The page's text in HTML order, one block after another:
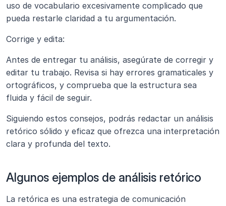
uso de vocabulario excesivamente complicado que
pueda restarle claridad a tu argumentación.
Corrige y edita:
Antes de entregar tu análisis, asegúrate de corregir y
editar tu trabajo. Revisa si hay errores gramaticales y
ortográficos, y comprueba que la estructura sea
fluida y fácil de seguir.
Siguiendo estos consejos, podrás redactar un análisis
retórico sólido y eficaz que ofrezca una interpretación
clara y profunda del texto.
Algunos ejemplos de análisis retórico
La retórica es una estrategia de comunicación